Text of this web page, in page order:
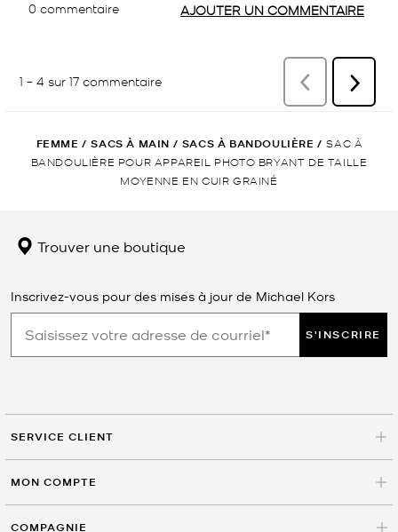
FEMME / SACS À MAIN / SACS À BANDOULIÈRE / SAC À
BANDOULIÈRE POUR APPAREIL PHOTO BRYANT DE TAILLE
MOYENNE EN CUIR GRAINÉ
Trouver une boutique
Inscrivez-vous pour des mises à jour de Michael Kors
S'INSCRIRE
SERVICE CLIENT
MON COMPTE
COMPAGNIE